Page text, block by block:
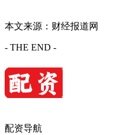
本文来源：财经报道网
- THE END -
配资导航